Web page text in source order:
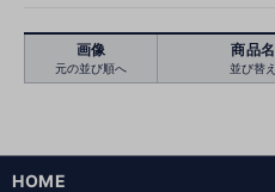
絞り込む
画像
元の並び順へ
商品名
並び替え
HOME